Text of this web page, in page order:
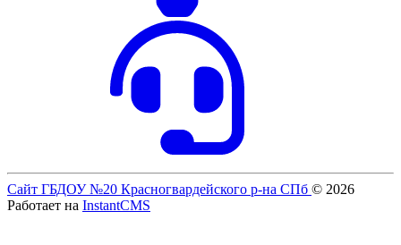
Сайт ГБДОУ №20 Красногвардейского р-на СПб © 2026
Работает на InstantCMS